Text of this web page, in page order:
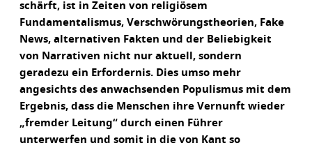
schärft, ist in Zeiten von religiösem
Fundamentalismus, Verschwörungstheorien, Fake
News, alternativen Fakten und der Beliebigkeit
von Narrativen nicht nur aktuell, sondern
geradezu ein Erfordernis. Dies umso mehr
angesichts des anwachsenden Populismus mit dem
Ergebnis, dass die Menschen ihre Vernunft wieder
„fremder Leitung“ durch einen Führer
unterwerfen und somit in die von Kant so